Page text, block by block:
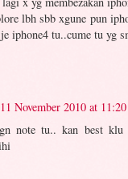
lbh sbb xgune pun
iphone4 tu..cume tu yg
11 November 2010 at 11:20
note tu.. kan best klu